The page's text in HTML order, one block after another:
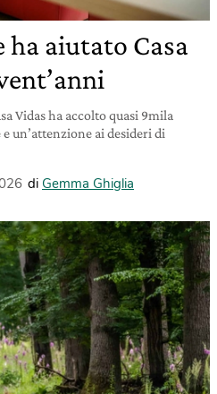
ha aiutato Casa
Vidas ha accolto quasi 9mila
un’attenzione ai desideri di
di Gemma Ghiglia